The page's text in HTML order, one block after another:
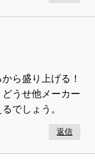
ら盛り上げる！
うせ他メーカー
でしょう。
返信